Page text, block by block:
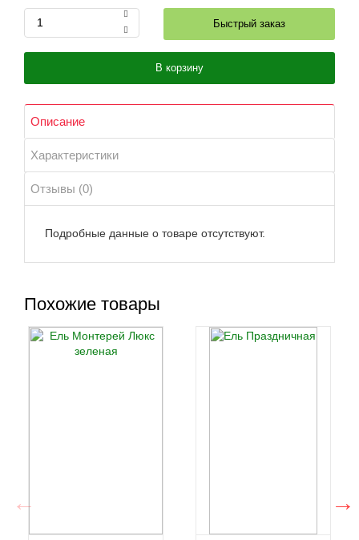
Быстрый заказ
В корзину
Описание
Характеристики
Отзывы (0)
Подробные данные о товаре отсутствуют.
Похожие товары